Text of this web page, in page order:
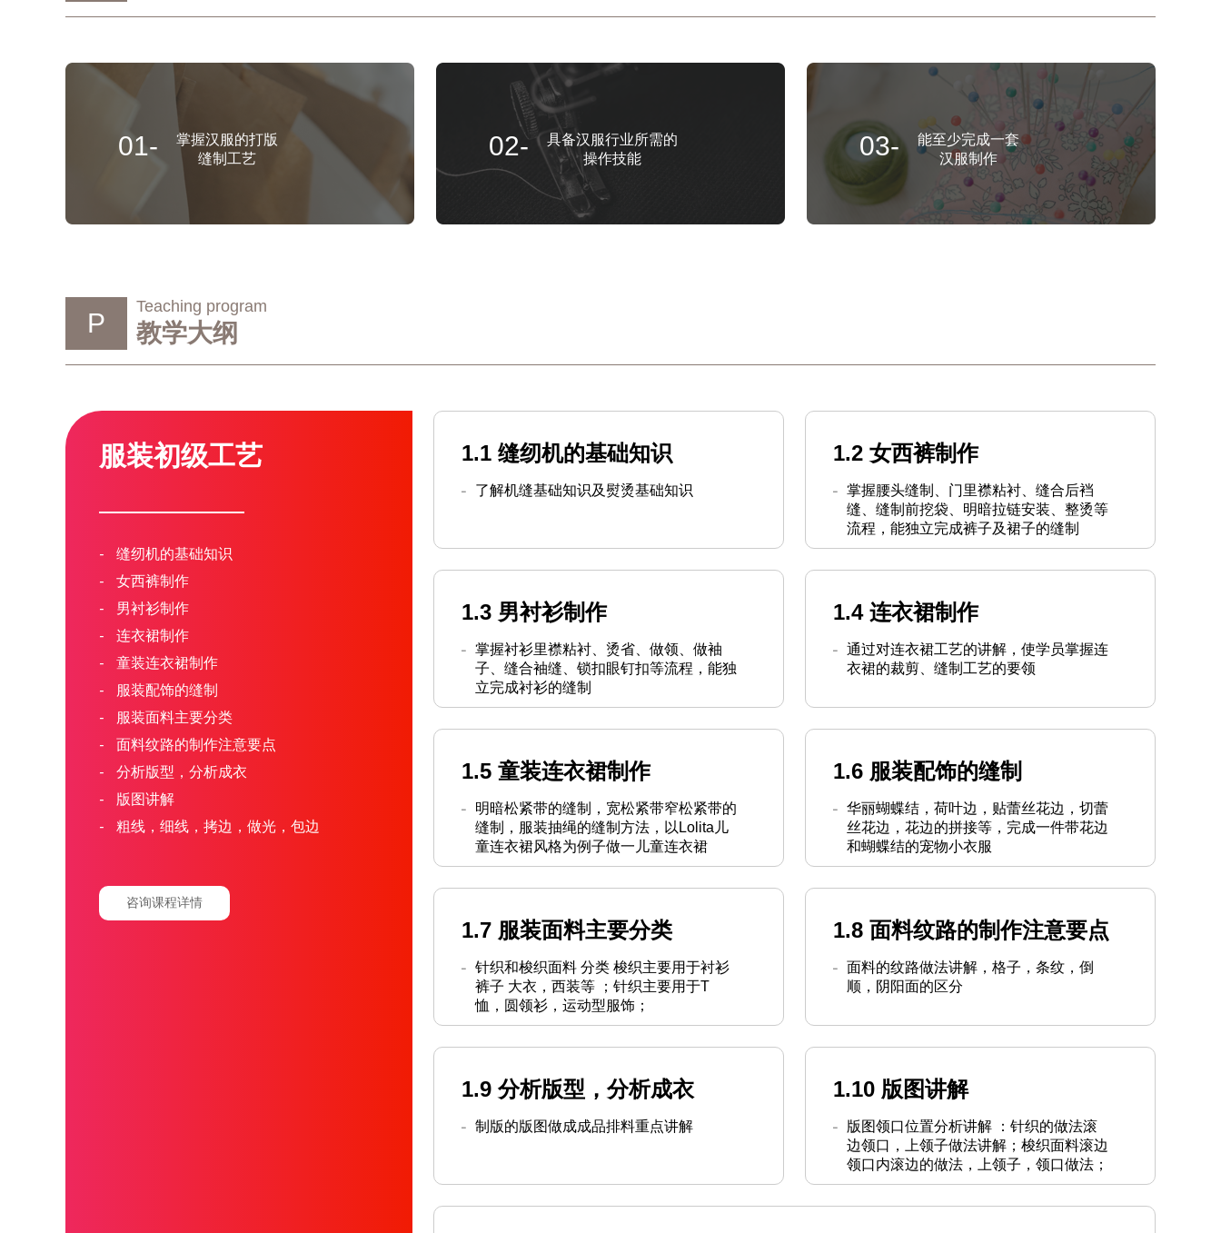
01-
掌握汉服的打版
缝制工艺
02-
具备汉服行业所需的
操作技能
03-
能至少完成一套
汉服制作
P
Teaching program
教学大纲
服装初级工艺
-
缝纫机的基础知识
-
女西裤制作
-
男衬衫制作
-
连衣裙制作
-
童装连衣裙制作
-
服装配饰的缝制
-
服装面料主要分类
-
面料纹路的制作注意要点
-
分析版型，分析成衣
-
版图讲解
-
粗线，细线，拷边，做光，包边
咨询课程详情
1.1 缝纫机的基础知识
了解机缝基础知识及熨烫基础知识
1.2 女西裤制作
掌握腰头缝制、门里襟粘衬、缝合后裆
缝、缝制前挖袋、明暗拉链安装、整烫等
流程，能独立完成裤子及裙子的缝制
1.3 男衬衫制作
掌握衬衫里襟粘衬、烫省、做领、做袖
子、缝合袖缝、锁扣眼钉扣等流程，能独
立完成衬衫的缝制
1.4 连衣裙制作
通过对连衣裙工艺的讲解，使学员掌握连
衣裙的裁剪、缝制工艺的要领
1.5 童装连衣裙制作
明暗松紧带的缝制，宽松紧带窄松紧带的
缝制，服装抽绳的缝制方法，以Lolita儿
童连衣裙风格为例子做一儿童连衣裙
1.6 服装配饰的缝制
华丽蝴蝶结，荷叶边，贴蕾丝花边，切蕾
丝花边，花边的拼接等，完成一件带花边
和蝴蝶结的宠物小衣服
1.7 服装面料主要分类
针织和梭织面料 分类 梭织主要用于衬衫
裤子 大衣，西装等 ；针织主要用于T
恤，圆领衫，运动型服饰；
1.8 面料纹路的制作注意要点
面料的纹路做法讲解，格子，条纹，倒
顺，阴阳面的区分
1.9 分析版型，分析成衣
制版的版图做成成品排料重点讲解
1.10 版图讲解
版图领口位置分析讲解 ：针织的做法滚
边领口，上领子做法讲解；梭织面料滚边
领口内滚边的做法，上领子，领口做法；